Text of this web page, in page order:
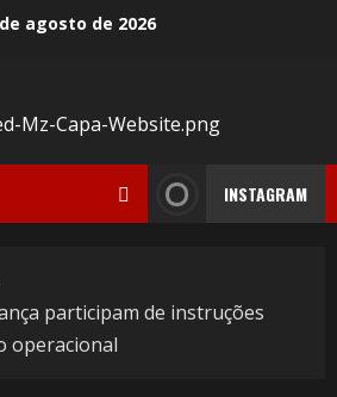
agosto de 2026
INSTAGRAM
participam de instruções
operacional